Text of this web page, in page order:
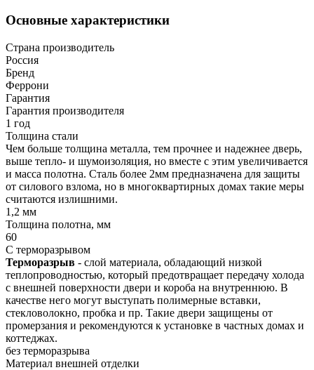
Основные характеристики
Страна производитель
Россия
Бренд
Феррони
Гарантия
Гарантия производителя
1 год
Толщина стали
Чем больше толщина металла, тем прочнее и надежнее дверь,
выше тепло- и шумоизоляция, но вместе с этим увеличивается
и масса полотна. Сталь более 2мм предназначена для защиты
от силового взлома, но в многоквартирных домах такие меры
считаются излишними.
1,2 мм
Толщина полотна, мм
60
С терморазрывом
Терморазрыв - слой материала, обладающий низкой
теплопроводностью, который предотвращает передачу холода
с внешней поверхности двери и короба на внутреннюю. В
качестве него могут выступать полимерные вставки,
стекловолокно, пробка и пр. Такие двери защищены от
промерзания и рекомендуются к установке в частных домах и
коттеджах.
без терморазрыва
Материал внешней отделки